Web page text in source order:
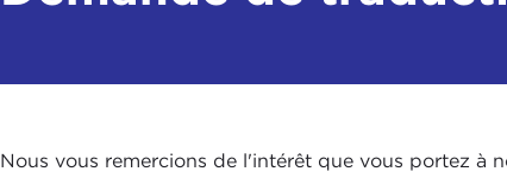
Nous vous remercions de l'intérêt que vous portez à